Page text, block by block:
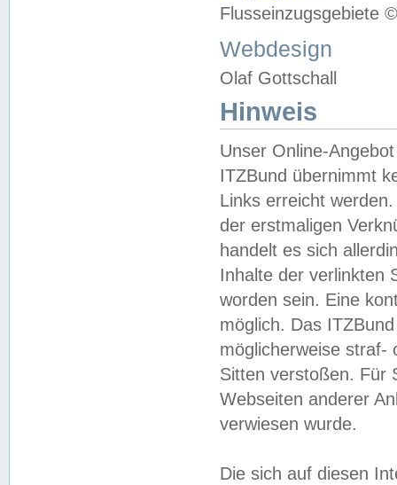
Flusseinzugsgebiete
Webdesign
Olaf Gottschall
Hinweis
Unser Online-
ITZBund übernimmt
Links erreicht
der erstmaligen
handelt es sich
Inhalte der verlinkten
worden sein. Eine
möglich. Das
möglicherweise straf-
Sitten verstoßen. Für
Webseiten anderer
verwiesen wurde.
Die sich auf diesen